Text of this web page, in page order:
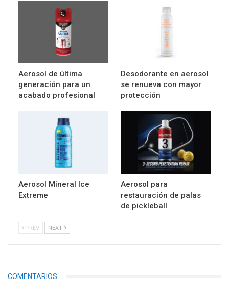
Aerosol de última
generación para un
acabado profesional
Desodorante en aerosol
se renueva con mayor
protección
Aerosol Mineral Ice
Extreme
Aerosol para
restauración de palas
de pickleball
PREV NEXT
COMENTARIOS